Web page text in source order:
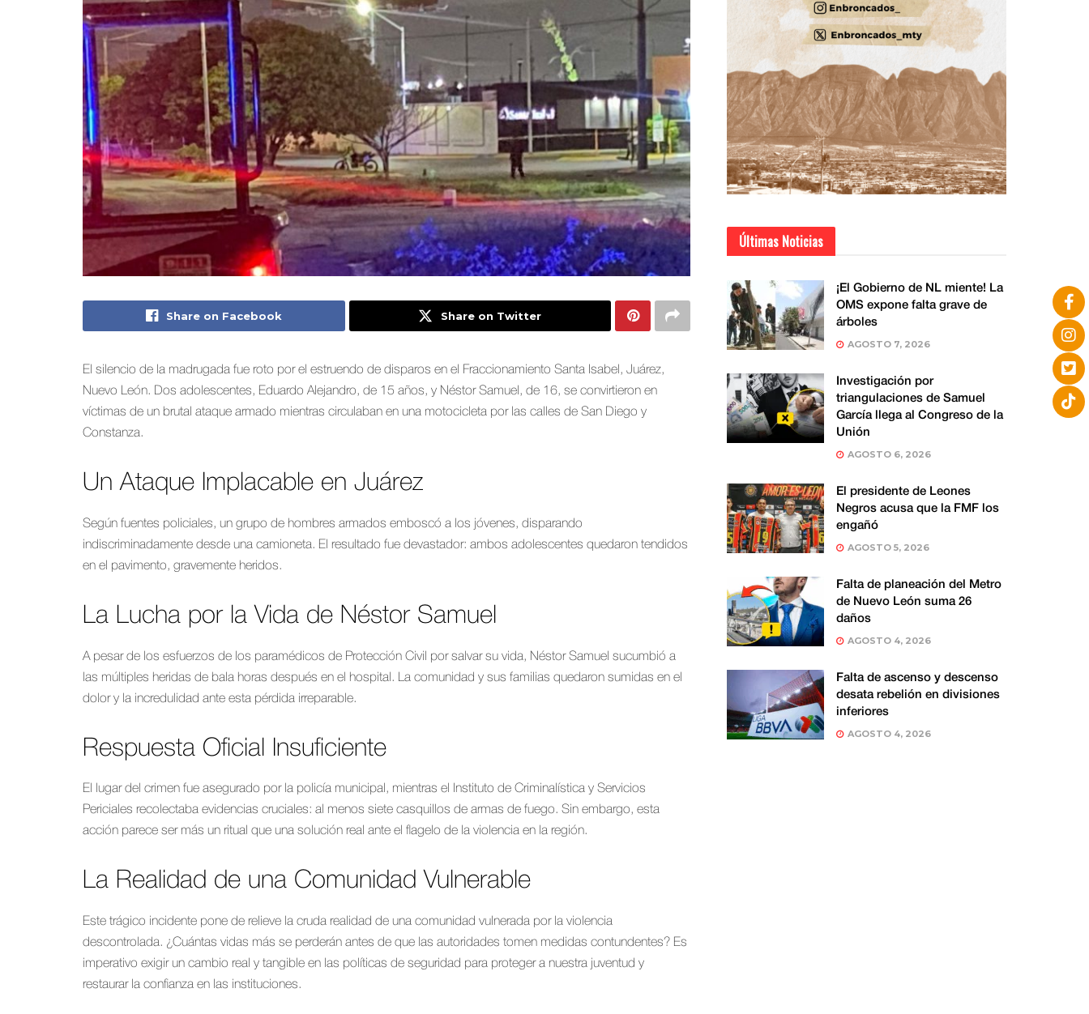
Share on Facebook Share on Twitter
El silencio de la madrugada fue roto por el estruendo de disparos en el Fraccionamiento Santa Isabel, Juárez,
Nuevo León. Dos adolescentes, Eduardo Alejandro, de 15 años, y Néstor Samuel, de 16, se convirtieron en
víctimas de un brutal ataque armado mientras circulaban en una motocicleta por las calles de San Diego y
Constanza.
Un Ataque Implacable en Juárez
Según fuentes policiales, un grupo de hombres armados emboscó a los jóvenes, disparando
indiscriminadamente desde una camioneta. El resultado fue devastador: ambos adolescentes quedaron tendidos
en el pavimento, gravemente heridos.
La Lucha por la Vida de Néstor Samuel
A pesar de los esfuerzos de los paramédicos de Protección Civil por salvar su vida, Néstor Samuel sucumbió a
las múltiples heridas de bala horas después en el hospital. La comunidad y sus familias quedaron sumidas en el
dolor y la incredulidad ante esta pérdida irreparable.
Respuesta Oficial Insuficiente
El lugar del crimen fue asegurado por la policía municipal, mientras el Instituto de Criminalística y Servicios
Periciales recolectaba evidencias cruciales: al menos siete casquillos de armas de fuego. Sin embargo, esta
acción parece ser más un ritual que una solución real ante el flagelo de la violencia en la región.
La Realidad de una Comunidad Vulnerable
Este trágico incidente pone de relieve la cruda realidad de una comunidad vulnerada por la violencia
descontrolada. ¿Cuántas vidas más se perderán antes de que las autoridades tomen medidas contundentes? Es
imperativo exigir un cambio real y tangible en las políticas de seguridad para proteger a nuestra juventud y
restaurar la confianza en las instituciones.
Últimas Noticias
¡El Gobierno de NL miente! La
OMS expone falta grave de
árboles
AGOSTO 7, 2026
Investigación por
triangulaciones de Samuel
García llega al Congreso de la
Unión
AGOSTO 6, 2026
El presidente de Leones
Negros acusa que la FMF los
engañó
AGOSTO 5, 2026
Falta de planeación del Metro
de Nuevo León suma 26
daños
AGOSTO 4, 2026
Falta de ascenso y descenso
desata rebelión en divisiones
inferiores
AGOSTO 4, 2026